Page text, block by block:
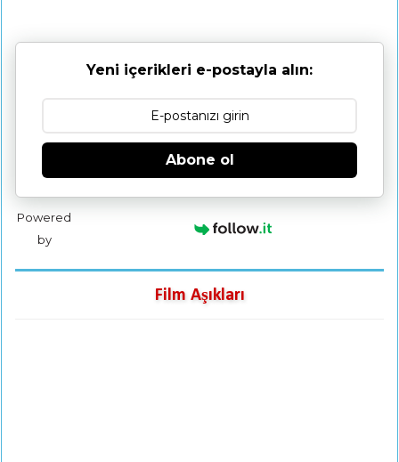
Yeni içerikleri e-postayla alın:
Abone ol
Powered
by
Film Aşıkları